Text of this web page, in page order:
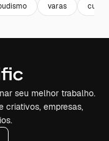
varas
seu melhor trabalho.
criativos, empresas,